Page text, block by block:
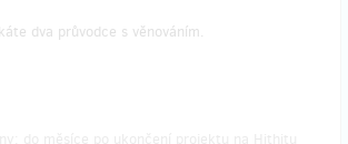
dva průvodce s věnováním.